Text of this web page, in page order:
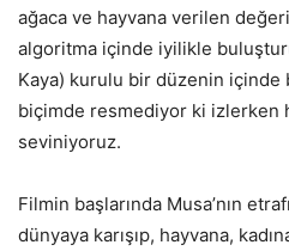
ağaca ve hayvana verilen
algoritma içinde iyilikle
Kaya) kurulu bir düzenin içinde
biçimde resmediyor ki izlerken
seviniyoruz.
Filmin başlarında Musa’nın
dünyaya karışıp, hayvana,